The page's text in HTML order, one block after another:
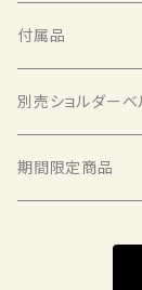
バックパック
パニアバッグ
ハンドルバッグ
ポーチ ノーマル
ショルダーベルトパ
ベルトポケット
コゼエプロン ロン
付属品
別売ショルダーベ
期間限定商品